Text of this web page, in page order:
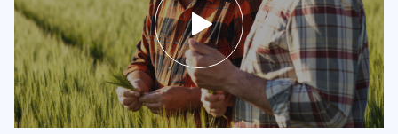
Toggle
video